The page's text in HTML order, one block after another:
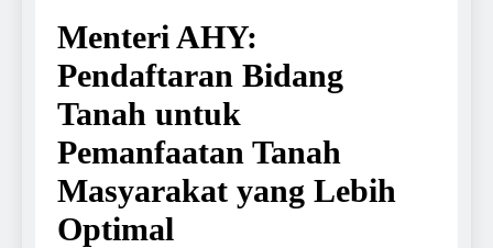
Menteri AHY:
Pendaftaran Bidang
Tanah untuk
Pemanfaatan Tanah
Masyarakat yang Lebih
Optimal